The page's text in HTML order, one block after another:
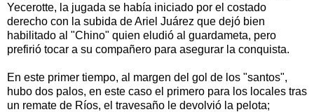
Yecerotte, la jugada se había iniciado por el costado
derecho con la subida de Ariel Juárez que dejó bien
habilitado al "Chino" quien eludió al guardameta, pero
prefirió tocar a su compañero para asegurar la conquista.
En este primer tiempo, al margen del gol de los "santos",
hubo dos palos, en este caso el primero para los locales tras
un remate de Ríos, el travesaño le devolvió la pelota;